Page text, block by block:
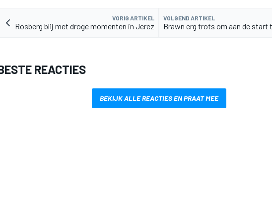
VORIG ARTIKEL
Rosberg blij met droge momenten in Jerez
VOLGEND ARTIKEL
Brawn erg trots om aan de start
REACTIES
BEKIJK ALLE REACTIES EN PRAAT MEE